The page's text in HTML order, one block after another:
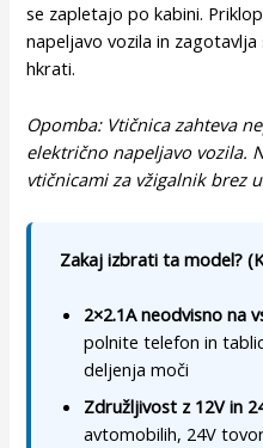
se zapletajo po kabini.
napeljavo vozila in
hkrati.
Opomba: Vtičnica zahteva
električno napeljavo vozila.
vtičnicami za vžigalnik brez
Zakaj izbrati ta model?
2×2.1A neodvisno na
polnite telefon in
deljenja moči
Združljivost z 12V in
avtomobilih, 24V